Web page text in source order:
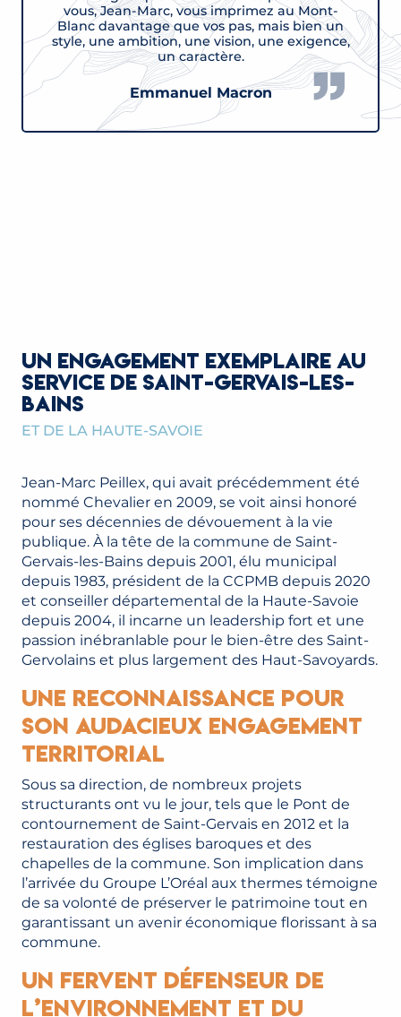
vous, Jean-Marc, vous imprimez au Mont-
Blanc davantage que vos pas, mais bien un
style, une ambition, une vision, une exigence,
un caractère.
Emmanuel Macron
UN ENGAGEMENT EXEMPLAIRE AU
SERVICE DE SAINT-GERVAIS-LES-
BAINS
ET DE LA HAUTE-SAVOIE
Jean-Marc Peillex, qui avait précédemment été
nommé Chevalier en 2009, se voit ainsi honoré
pour ses décennies de dévouement à la vie
publique. À la tête de la commune de Saint-
Gervais-les-Bains depuis 2001, élu municipal
depuis 1983, président de la CCPMB depuis 2020
et conseiller départemental de la Haute-Savoie
depuis 2004, il incarne un leadership fort et une
passion inébranlable pour le bien-être des Saint-
Gervolains et plus largement des Haut-Savoyards.
Une reconnaissance pour
son audacieux engagement
territorial
Sous sa direction, de nombreux projets
structurants ont vu le jour, tels que le Pont de
contournement de Saint-Gervais en 2012 et la
restauration des églises baroques et des
chapelles de la commune. Son implication dans
l’arrivée du Groupe L’Oréal aux thermes témoigne
de sa volonté de préserver le patrimoine tout en
garantissant un avenir économique florissant à sa
commune.
Un fervent défenseur de
l’environnement et du